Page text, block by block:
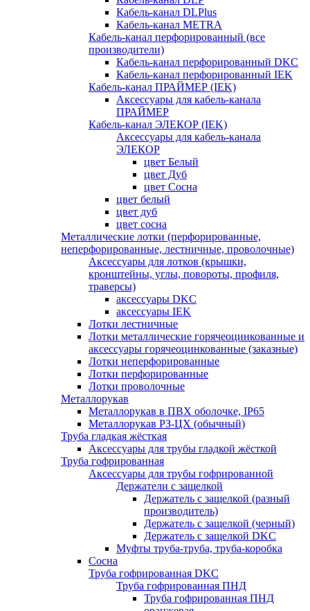
Кабель-канал DLPlus
Кабель-канал METRA
Кабель-канал перфорированный (все
производители)
Кабель-канал перфорированный DKC
Кабель-канал перфорированный IEK
Кабель-канал ПРАЙМЕР (IEK)
Аксессуары для кабель-канала
ПРАЙМЕР
Кабель-канал ЭЛЕКОР (IEK)
Аксессуары для кабель-канала
ЭЛЕКОР
цвет Белый
цвет Дуб
цвет Сосна
цвет белый
цвет дуб
цвет сосна
Металлические лотки (перфорированные,
неперфорированные, лестничные, проволочные)
Аксессуары для лотков (крышки,
кронштейны, углы, повороты, профиля,
траверсы)
аксессуары DKC
аксессуары IEK
Лотки лестничные
Лотки металлические горячеоцинкованные и
аксессуары горячеоцинкованные (заказные)
Лотки неперфорированные
Лотки перфорированные
Лотки проволочные
Металлорукав
Металлорукав в ПВХ оболочке, IP65
Металлорукав РЗ-ЦХ (обычный)
Труба гладкая жёсткая
Аксессуары для трубы гладкой жёсткой
Труба гофрированная
Аксессуары для трубы гофрированной
Держатели с защелкой
Держатель с защелкой (разный
производитель)
Держатель с защелкой (черный)
Держатель с защелкой DKC
Муфты труба-труба, труба-коробка
Сосна
Труба гофрированная DKC
Труба гофрированная ПНД
Труба гофрированная ПНД